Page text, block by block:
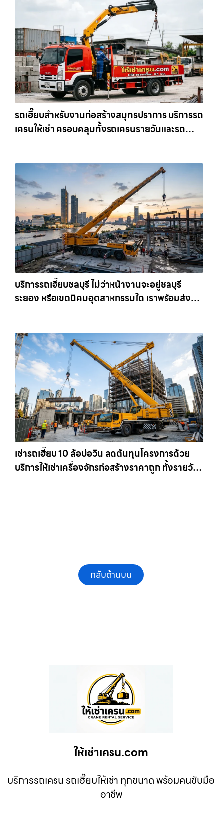
รถเฮี๊ยบสำหรับงานก่อสร้างสมุทรปราการ บริการรถ
เครนให้เช่า ครอบคลุมทั้งรถเครนรายวันและรถ
บริการรถเฮี๊ยบชลบุรี ไม่ว่าหน้างานจะอยู่ชลบุรี
ระยอง หรือเขตนิคมอุตสาหกรรมใด เราพร้อมส่งรถ
เช่ารถเฮี๊ยบ 10 ล้อบ่อวิน ลดต้นทุนโครงการด้วย
บริการให้เช่าเครื่องจักรก่อสร้างราคาถูก ทั้งรายวัน
กลับด้านบน
ให้เช่าเครน.com
บริการรถเครน รถเฮี๊ยบให้เช่า ทุกขนาด พร้อมคนขับมือ
อาชีพ